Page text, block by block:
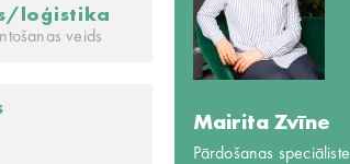
Mairita Zvīne
Pārdošanas speciāliste
loģistika
veids